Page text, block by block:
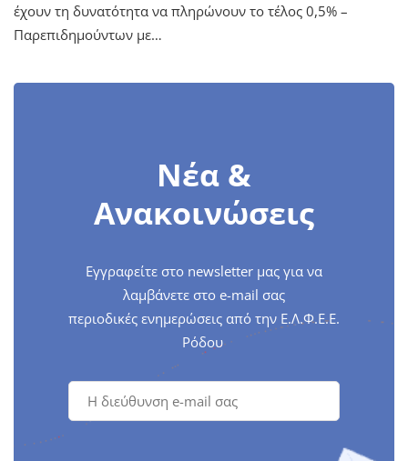
έχουν τη δυνατότητα να πληρώνουν το τέλος 0,5% –
Παρεπιδημούντων με…
Νέα &
Ανακοινώσεις
Εγγραφείτε στο newsletter μας για να
λαμβάνετε στο e-mail σας
περιοδικές ενημερώσεις από την Ε.Λ.Φ.Ε.Ε.
Ρόδου